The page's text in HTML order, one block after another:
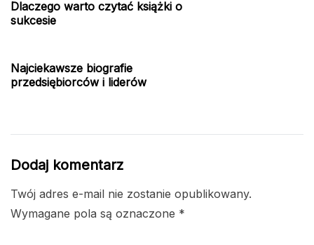
Dlaczego warto czytać książki o
sukcesie
Najciekawsze biografie
przedsiębiorców i liderów
Dodaj komentarz
Twój adres e-mail nie zostanie opublikowany.
Wymagane pola są oznaczone *